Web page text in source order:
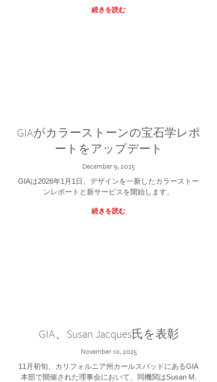
続きを読む
GIAがカラーストーンの宝石学レポ
ートをアップデート
December 9, 2025
GIAは2026年1月1日、デザインを一新したカラーストー
ンレポートと新サービスを開始します。
続きを読む
GIA、Susan Jacques氏を表彰
November 10, 2025
11月初旬、カリフォルニア州カールスバッドにあるGIA
本部で開催された理事会において、同機関はSusan M.